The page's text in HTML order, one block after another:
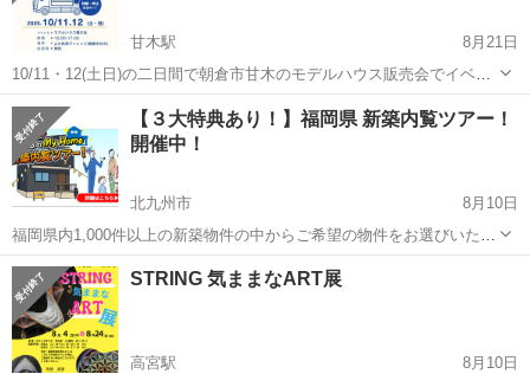
甘木駅
8月21日
10/11・12(土日)の二日間で朝倉市甘木のモデルハウス販売会でイベン
トを開催致します。 一緒に盛り上げてくれる方を募集します。 宜しく
お願いします🙇🏻‍♀️
福岡 甘木駅 展示会 キッチンカー
【３大特典あり！】福岡県 新築内覧ツアー！
開催中！
北九州市
8月10日
福岡県内1,000件以上の新築物件の中からご希望の物件をお選びいただ
き、１ＤＡＹ新築内覧ツアーを行います！ 住まい選びの第一歩は、実
際に見て比べることから。 ハウスメーカーごとに異なる設備仕様や、
暮らしやすさを左右す...
福岡 北九州市 展示会 ハウスメーカー
STRING 気ままなART展
高宮駅
8月10日